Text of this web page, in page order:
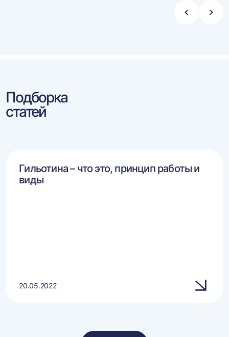
Стрелка
Подборка
статей
Гильотина – что это, принцип работы и
виды
20.05.2022